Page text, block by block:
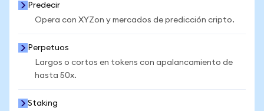
Predecir
Opera con XYZon y mercados de predicción cripto.
Perpetuos
Largos o cortos en tokens con apalancamiento de
hasta 50x.
Staking